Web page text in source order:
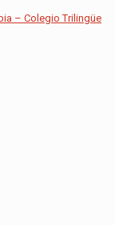
– Colegio Trilingüe